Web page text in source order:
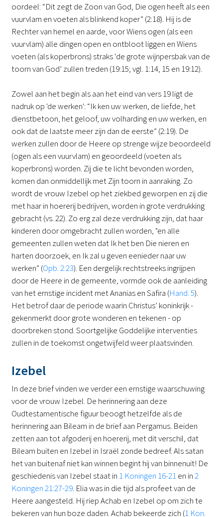
oordeel: “Dit zegt de Zoon van God, Die ogen heeft als een
vuurvlam en voeten als blinkend koper” (2:18). Hij is de
Rechter van hemel en aarde, voor Wiens ogen (als een
vuurvlam) alle dingen open en ontbloot liggen en Wiens
voeten (als koperbrons) straks ‘de grote wijnpersbak van de
toorn van God’ zullen treden (19:15; vgl. 1:14, 15 en 19:12).
Zowel aan het begin als aan het eind van vers 19 ligt de
nadruk op 'de werken': “Ik ken uw werken, de liefde, het
dienstbetoon, het geloof, uw volharding en uw werken, en
ook dat de laatste meer zijn dan de eerste” (2:19). De
werken zullen door de Heere op strenge wijze beoordeeld
(ogen als een vuurvlam) en geoordeeld (voeten als
koperbrons) worden. Zij die te licht bevonden worden,
komen dan onmiddellijk met Zijn toorn in aanraking. Zo
wordt de vrouw Izebel op het ziekbed geworpen en zij die
met haar in hoererij bedrijven, worden in grote verdrukking
gebracht (vs. 22). Zo erg zal deze verdrukking zijn, dat haar
kinderen door omgebracht zullen worden, "en alle
gemeenten zullen weten dat Ik het ben Die nieren en
harten doorzoek, en Ik zal u geven eenieder naar uw
werken” (Opb. 2:23). Een dergelijk rechtstreeks ingrijpen
door de Heere in de gemeente, vormde ook de aanleiding
van het ernstige incident met Ananias en Safira (Hand. 5).
Het betrof daar de periode waarin Christus’ koninkrijk -
gekenmerkt door grote wonderen en tekenen - op
doorbreken stond. Soortgelijke Goddelijke interventies
zullen in de toekomst ongetwijfeld weer plaatsvinden.
Izebel
In deze brief vinden we verder een ernstige waarschuwing
voor de vrouw Izebel. De herinnering aan deze
Oudtestamentische figuur beoogt hetzelfde als de
herinnering aan Bileam in de brief aan Pergamus. Beiden
zetten aan tot afgoderij en hoererij, met dit verschil, dat
Bileam buiten en Izebel in Israël zonde bedreef. Als satan
het van buitenaf niet kan winnen begint hij van binnenuit! De
geschiedenis van Izebel staat in 1 Koningen 16-21en in2
Koningen 21:27-29. Elia was in die tijd als profeet van de
Heere aangesteld. Hij riep Achab en Izebel op om zich te
bekeren van hun boze daden. Achab bekeerde zich (1 Kon.